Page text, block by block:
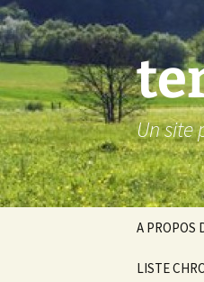
Aller
au
contenu
Un site
A PROPOS
LISTE